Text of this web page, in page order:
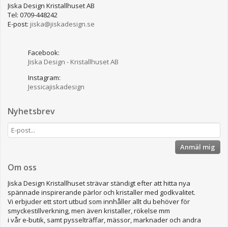
Jiska Design Kristallhuset AB
Tel: 0709-448242
E-post: jiska@jiskadesign.se
Facebook:
Jiska Design - Kristallhuset AB
Instagram:
Jessicajiskadesign
Nyhetsbrev
Anmäl mig
Om oss
Jiska Design Kristallhuset strävar ständigt efter att hitta nya
spännade inspirerande pärlor och kristaller med godkvalitet.
Vi erbjuder ett stort utbud som innhåller allt du behöver för
smyckestillverkning, men även kristaller, rökelse mm
i vår e-butik, samt pysselträffar, mässor, marknader och andra